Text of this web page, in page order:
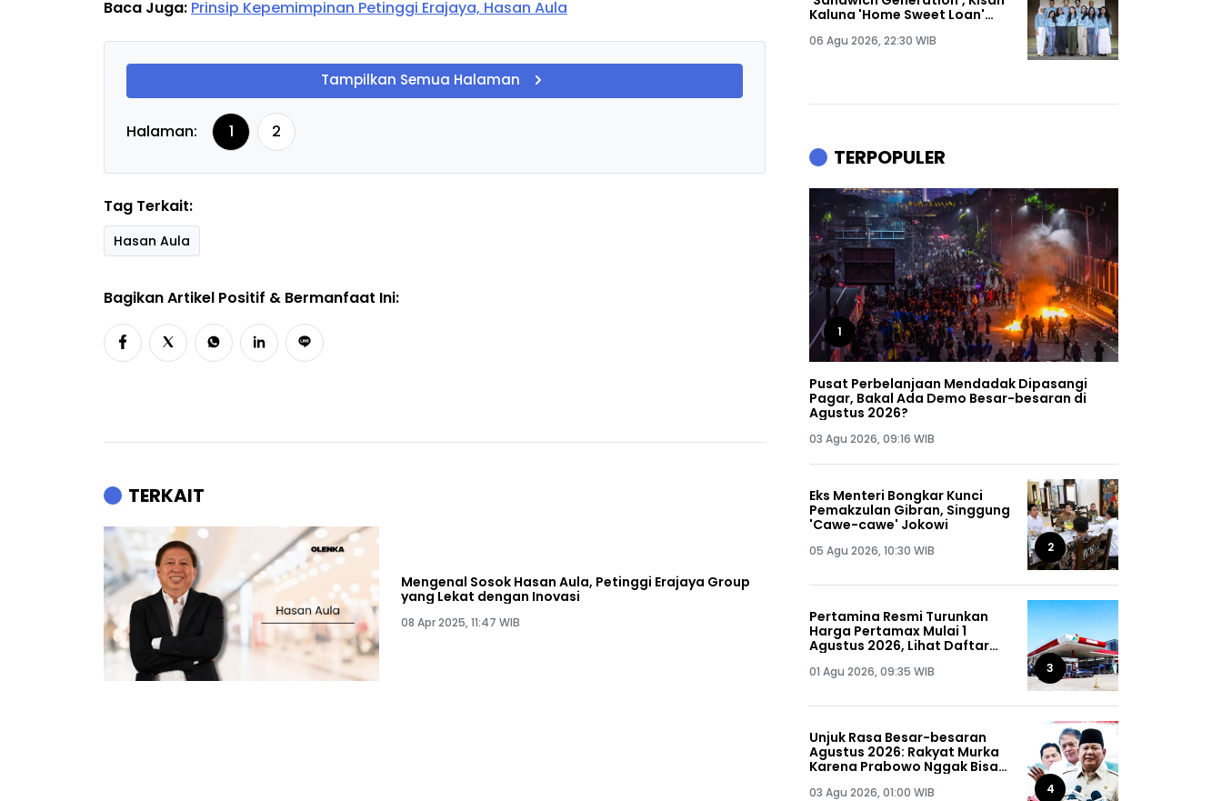
Baca Juga: Prinsip Kepemimpinan Petinggi Erajaya, Hasan Aula
Tampilkan Semua Halaman
Halaman: 1 2
Tag Terkait:
Hasan Aula
Bagikan Artikel Positif & Bermanfaat Ini:
TERKAIT
Mengenal Sosok Hasan Aula, Petinggi Erajaya Group
yang Lekat dengan Inovasi
08 Apr 2025, 11:47 WIB
Kaluna 'Home Sweet Loan'
Musikal
06 Agu 2026, 22:30 WIB
TERPOPULER
1
Pusat Perbelanjaan Mendadak Dipasangi
Pagar, Bakal Ada Demo Besar-besaran di
Agustus 2026?
03 Agu 2026, 09:16 WIB
Eks Menteri Bongkar Kunci
Pemakzulan Gibran, Singgung
'Cawe-cawe' Jokowi
05 Agu 2026, 10:30 WIB 2
Pertamina Resmi Turunkan
Harga Pertamax Mulai 1
Agustus 2026, Lihat Daftar
01 Agu 2026, 09:35 WIB 3
Unjuk Rasa Besar-besaran
Agustus 2026: Rakyat Murka
Karena Prabowo Nggak Bisa
03 Agu 2026, 01:00 WIB 4